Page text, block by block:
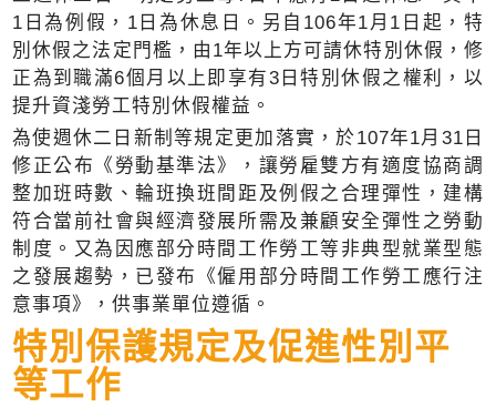
1日為例假，1日為休息日。另自106年1月1日起，特
別休假之法定門檻，由1年以上方可請休特別休假，修
正為到職滿6個月以上即享有3日特別休假之權利，以
提升資淺勞工特別休假權益。
為使週休二日新制等規定更加落實，於107年1月31日
修正公布《勞動基準法》，讓勞雇雙方有適度協商調
整加班時數、輪班換班間距及例假之合理彈性，建構
符合當前社會與經濟發展所需及兼顧安全彈性之勞動
制度。又為因應部分時間工作勞工等非典型就業型態
之發展趨勢，已發布《僱用部分時間工作勞工應行注
意事項》，供事業單位遵循。
特別保護規定及促進性別平
等工作